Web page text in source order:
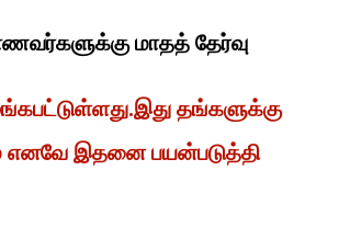
மாதத் தேர்வு
தங்களுக்கு
எனவே இதனை பயன்படுத்தி